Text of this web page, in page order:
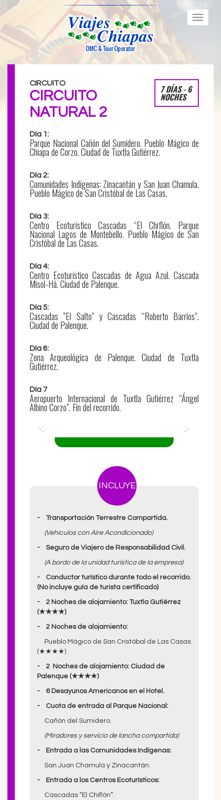
Toggle
7 DÍAS - 6
NOCHES
CIRCUITO
CIRCUITO
NATURAL 2
Día 1:
Parque Nacional Cañón del Sumidero. Pueblo Mágico de
Chiapa de Corzo. Ciudad de Tuxtla Gutiérrez.
Día 2:
Comunidades Indígenas: Zinacantán y San Juan Chamula.
Pueblo Mágico de San Cristóbal de Las Casas.
Día 3:
Centro Ecoturístico Cascadas “El Chiflón. Parque
Nacional Lagos de Montebello. Pueblo Mágico de San
Cristóbal de Las Casas.
Día 4:
Centro Ecoturístico Cascadas de Agua Azul. Cascada
Misol-Há. Ciudad de Palenque.
Día 5:
Cascadas ”El Salto” y Cascadas “Roberto Barrios”.
Ciudad de Palenque.
Día 6:
Zona Arqueológica de Palenque. Ciudad de Tuxtla
Gutiérrez.
Día 7
Aeropuerto Internacional de Tuxtla Gutiérrez “Ángel
Albino Corzo”. Fin del recorrido.
Previous Next
INCLUYE
- Transportación Terrestre Compartida.
(Vehículos con Aire Acondicionado)
- Seguro de Viajero de Responsabilidad Civil.
(A bordo de la unidad turística de la empresa)
- Conductor turístico durante todo el recorrido.
(No incluye guía de turista certificado)
- 2 Noches de alojamiento: Tuxtla Gutiérrez
(★★★★)
- 2 Noches de alojamiento:
Pueblo Mágico de San Cristóbal de Las Casas
(★★★★)
- 2 Noches de alojamiento: Ciudad de
Palenque (★★★★)
- 6 Desayunos Americanos en el Hotel.
- Cuota de entrada al Parque Nacional:
Cañón del Sumidero.
(Miradores y servicio de lancha compartida)
- Entrada a las Comunidades Indígenas:
San Juan Chamula y Zinacantán.
- Entrada a los Centros Ecoturísticos:
Cascadas “El Chiflón”.